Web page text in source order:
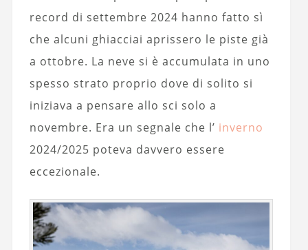
record di settembre 2024 hanno fatto sì
che alcuni ghiacciai aprissero le piste già
a ottobre. La neve si è accumulata in uno
spesso strato proprio dove di solito si
iniziava a pensare allo sci solo a
novembre. Era un segnale che l’ inverno
2024/2025 poteva davvero essere
eccezionale.